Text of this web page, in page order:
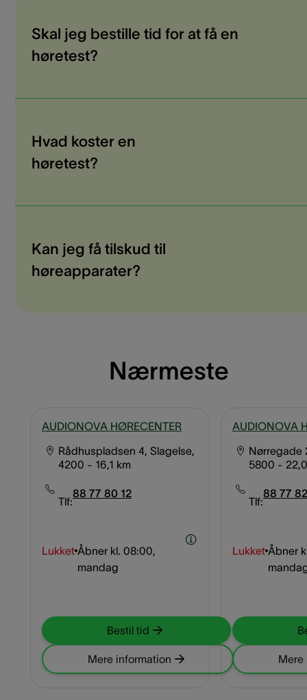
Skal jeg bestille tid for at få en
høretest?
Hvad koster en
høretest?
Kan jeg få tilskud til
høreapparater?
Nærmeste
AUDIONOVA HØRECENTER
Rådhuspladsen 4, Slagelse,
4200 - 16,1 km
Tlf:
88 77 80 12
Lukket Åbner kl. 08:00,
mandag
Bestil tid
Mere information
AUDIONOVA
Nørregade
5800 -
Tlf:
88 77
Lukket Åbner
Mere